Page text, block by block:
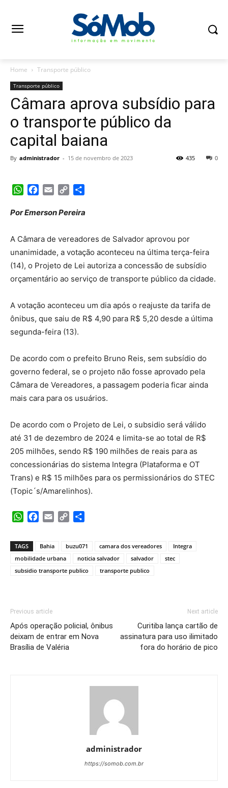
Home Transporte público
Transporte público
Câmara aprova subsídio para
o transporte público da
capital baiana
By administrador - 15 de novembro de 2023 0
435
WhatsApp
Facebook
Email Copy
Por Emerson Pereira
A Câmara de vereadores de Salvador aprovou por
unanimidade, a votação aconteceu na última terça-feira
(14), o Projeto de Lei autoriza a concessão de subsídio
orçamentário ao serviço de transporte público da cidade.
A votação aconteceu um dia após o reajuste da tarifa de
ônibus, que saiu de R$ 4,90 para R$ 5,20 desde a última
segunda-feira (13).
De acordo com o prefeito Bruno Reis, sem subsídio do
governo federal, se o projeto não fosse aprovado pela
Câmara de Vereadores, a passagem poderia ficar ainda
mais cara para os usuários.
De acordo com o Projeto de Lei, o subsidio será válido
até 31 de dezembro de 2024 e limita-se ao total de R$
205 milhões, sendo R$ 190 milhões de reais para as
concessionárias do sistema Integra (Plataforma e OT
Trans) e R$ 15 milhões para os permissionários do STEC
(Topic´s/Amarelinhos).
WhatsApp
Facebook
Email Copy
TAGS Bahia buzu071 camara dos vereadores
Integra
mobilidade urbana
noticia salvador salvador
stec
subsidio transporte publico
transporte publico
Previous article
Após operação policial, ônibus
deixam de entrar em Nova
Brasília de Valéria
Next article
Curitiba lança cartão de
assinatura para uso ilimitado
fora do horário de pico
administrador
https://somob.com.br